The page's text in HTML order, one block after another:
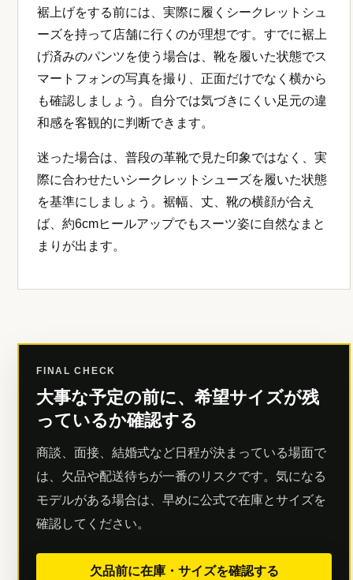
裾上げをする前には、実際に履くシークレットシュ
ーズを持って店舗に行くのが理想です。すでに裾上
げ済みのパンツを使う場合は、靴を履いた状態でス
マートフォンの写真を撮り、正面だけでなく横から
も確認しましょう。自分では気づきにくい足元の違
和感を客観的に判断できます。
迷った場合は、普段の革靴で見た印象ではなく、実
際に合わせたいシークレットシューズを履いた状態
を基準にしましょう。裾幅、丈、靴の横顔が合え
ば、約6cmヒールアップでもスーツ姿に自然なまと
まりが出ます。
FINAL CHECK
大事な予定の前に、希望サイズが残
っているか確認する
商談、面接、結婚式など日程が決まっている場面で
は、欠品や配送待ちが一番のリスクです。気になる
モデルがある場合は、早めに公式で在庫とサイズを
確認してください。
欠品前に在庫・サイズを確認する